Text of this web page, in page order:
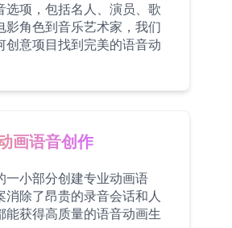
选项，包括名人、演员、歌
影角色到音乐艺术家，我们
创意项目找到完美的语音动
画语音创作
一小部分创建专业动画语
消除了昂贵的录音会话和人
能获得高质量的语音动画生